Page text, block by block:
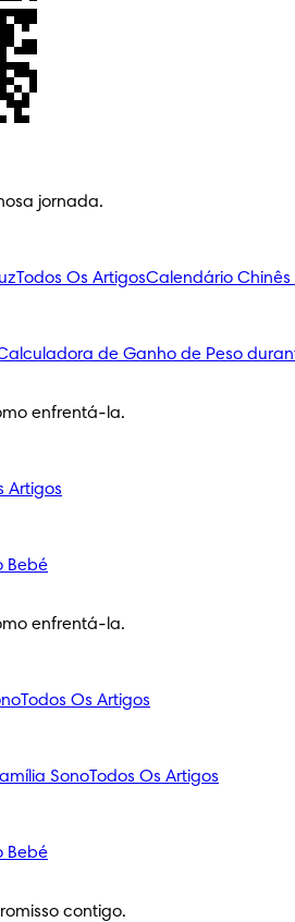
jornada.
Todos Os ArtigosCalendário Chinês
de Ganho de Peso
enfrentá-la.
Artigos
Bebé
enfrentá-la.
Todos Os Artigos
SonoTodos Os Artigos
Bebé
contigo.